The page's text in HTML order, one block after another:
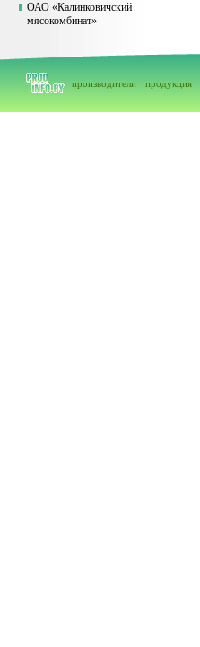
ОАО «Калинковичский
мясокомбинат»
производители продукция